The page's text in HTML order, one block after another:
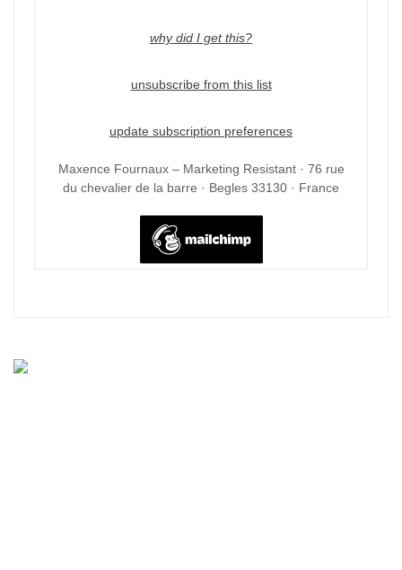
why did I get this?
unsubscribe from this list
update subscription preferences
Maxence Fournaux – Marketing Resistant · 76 rue
du chevalier de la barre · Begles 33130 · France